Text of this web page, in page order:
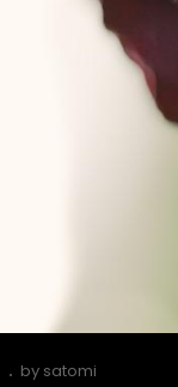
by satomi